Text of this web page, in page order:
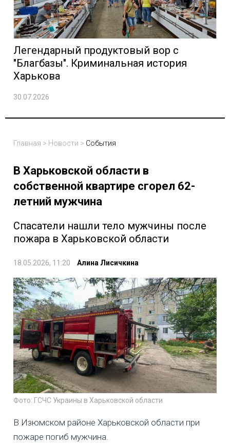
Легендарный продуктовый вор с
"Благбазы". Криминальная история
Харькова
30.07.2026
Главная > Новости > События
В Харьковской области в
собственной квартире сгорел 62-
летний мужчина
Спасатели нашли тело мужчины после
пожара в Харьковской области
18.05.2026, 11:20 Алина Лисичкина
Фото: ГСЧС Украины в Харьковской области
В Изюмском районе Харьковской области при
пожаре погиб мужчина.